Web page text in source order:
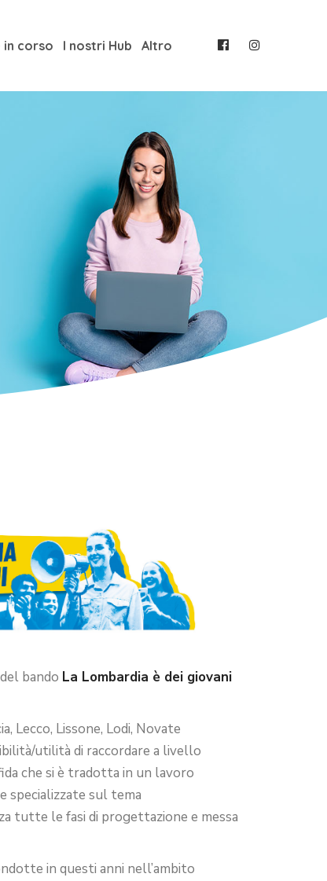
in corso I nostri Hub Altro
bando La Lombardia è dei giovani
Lecco, Lissone, Lodi, Novate
utilità di raccordare a livello
che si è tradotta in un lavoro
specializzate sul tema
tutte le fasi di progettazione e messa
in questi anni nell’ambito